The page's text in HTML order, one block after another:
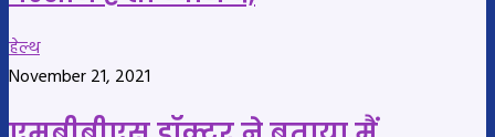
हेल्थ
November 21, 2021